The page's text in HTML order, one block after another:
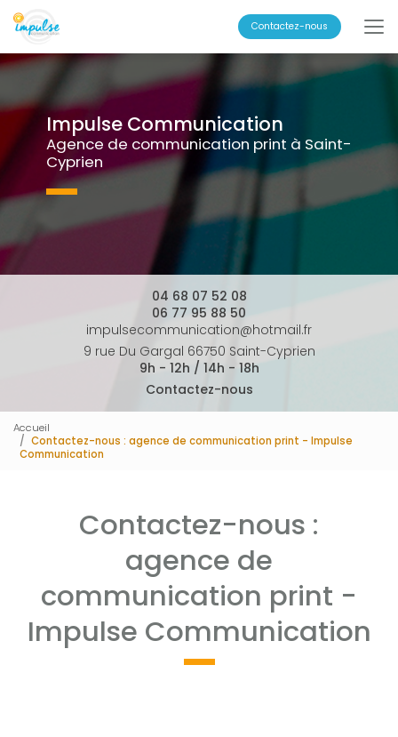
Aller
au
principal
Contactez-nous
Impulse Communication
Agence de communication print à Saint-
Cyprien
04 68 07 52 08
06 77 95 88 50
impulsecommunication@hotmail.fr
9 rue Du Gargal 66750 Saint-Cyprien
9h - 12h / 14h - 18h
Contactez-nous
Accueil
Contactez-nous : agence de communication print - Impulse
Communication
Contactez-nous :
agence de
communication print -
Impulse Communication